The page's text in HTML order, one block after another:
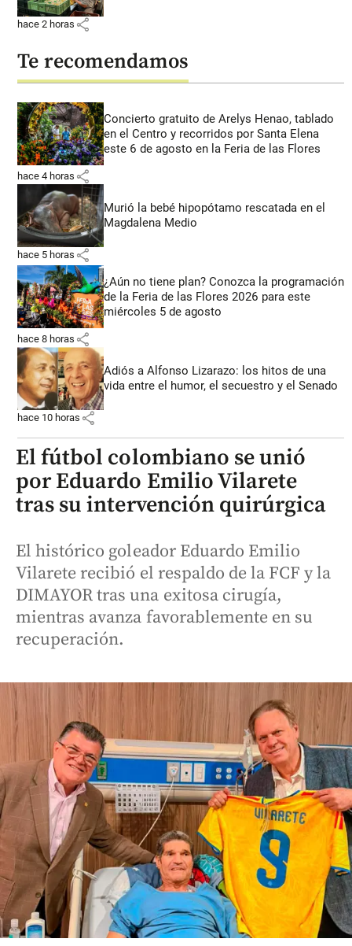
hace 2 horas share
Te recomendamos
Concierto gratuito de Arelys Henao, tablado
en el Centro y recorridos por Santa Elena
este 6 de agosto en la Feria de las Flores
hace 4 horas share
Murió la bebé hipopótamo rescatada en el
Magdalena Medio
hace 5 horas share
¿Aún no tiene plan? Conozca la programación
de la Feria de las Flores 2026 para este
miércoles 5 de agosto
hace 8 horas share
Adiós a Alfonso Lizarazo: los hitos de una
vida entre el humor, el secuestro y el Senado
hace 10 horas share
El fútbol colombiano se unió
por Eduardo Emilio Vilarete
tras su intervención quirúrgica
El histórico goleador Eduardo Emilio
Vilarete recibió el respaldo de la FCF y la
DIMAYOR tras una exitosa cirugía,
mientras avanza favorablemente en su
recuperación.